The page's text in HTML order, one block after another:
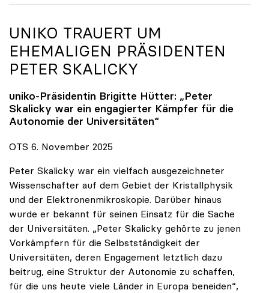
UNIKO TRAUERT UM
EHEMALIGEN PRÄSIDENTEN
PETER SKALICKY
uniko-Präsidentin Brigitte Hütter: „Peter
Skalicky war ein engagierter Kämpfer für die
Autonomie der Universitäten“
OTS 6. November 2025
Peter Skalicky war ein vielfach ausgezeichneter
Wissenschafter auf dem Gebiet der Kristallphysik
und der Elektronenmikroskopie. Darüber hinaus
wurde er bekannt für seinen Einsatz für die Sache
der Universitäten. „Peter Skalicky gehörte zu jenen
Vorkämpfern für die Selbstständigkeit der
Universitäten, deren Engagement letztlich dazu
beitrug, eine Struktur der Autonomie zu schaffen,
für die uns heute viele Länder in Europa beneiden“,